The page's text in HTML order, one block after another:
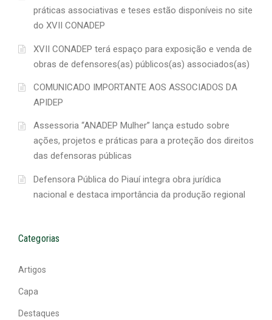
práticas associativas e teses estão disponíveis no site
do XVII CONADEP
XVII CONADEP terá espaço para exposição e venda de
obras de defensores(as) públicos(as) associados(as)
COMUNICADO IMPORTANTE AOS ASSOCIADOS DA
APIDEP
Assessoria “ANADEP Mulher” lança estudo sobre
ações, projetos e práticas para a proteção dos direitos
das defensoras públicas
Defensora Pública do Piauí integra obra jurídica
nacional e destaca importância da produção regional
Categorias
Artigos
Capa
Destaques